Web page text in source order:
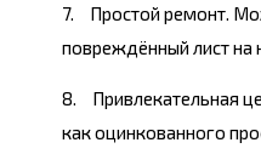
Простой ремонт.
повреждённый лист на
Привлекательная
как оцинкованного